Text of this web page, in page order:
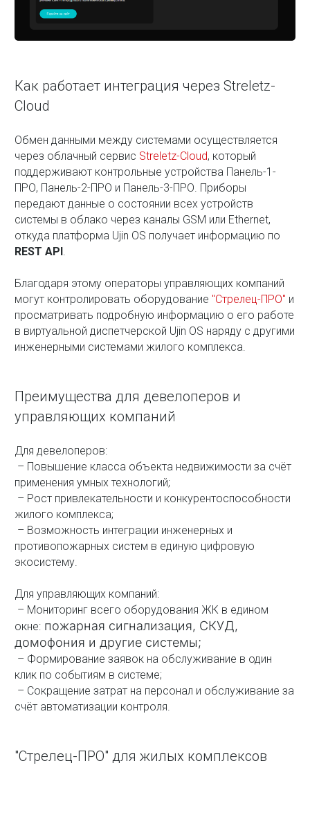
Как работает интеграция через Streletz-
Cloud
Обмен данными между системами осуществляется
через облачный сервис Streletz-Cloud, который
поддерживают контрольные устройства Панель-1-
ПРО, Панель-2-ПРО и Панель-3-ПРО. Приборы
передают данные о состоянии всех устройств
системы в облако через каналы GSM или Ethernet,
откуда платформа Ujin OS получает информацию по
REST API.
Благодаря этому операторы управляющих компаний
могут контролировать оборудование "Стрелец-ПРО" и
просматривать подробную информацию о его работе
в виртуальной диспетчерской Ujin OS наряду с другими
инженерными системами жилого комплекса.
Преимущества для девелоперов и
управляющих компаний
Для девелоперов:
– Повышение класса объекта недвижимости за счёт
применения умных технологий;
– Рост привлекательности и конкурентоспособности
жилого комплекса;
– Возможность интеграции инженерных и
противопожарных систем в единую цифровую
экосистему.
Для управляющих компаний:
– Мониторинг всего оборудования ЖК в едином
окне: пожарная сигнализация, СКУД,
домофония и другие системы;
– Формирование заявок на обслуживание в один
клик по событиям в системе;
– Сокращение затрат на персонал и обслуживание за
счёт автоматизации контроля.
"Стрелец-ПРО" для жилых комплексов